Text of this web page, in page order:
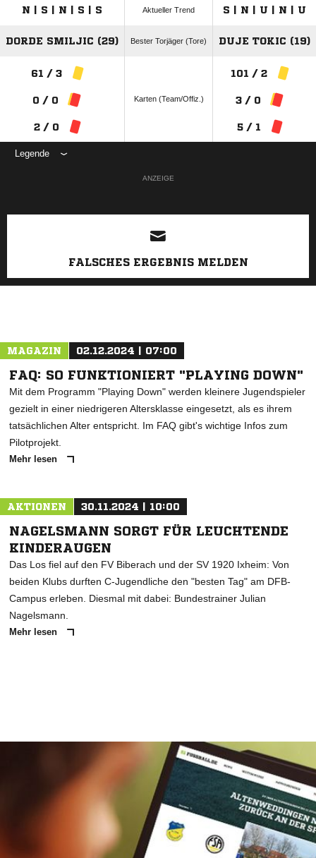
N | S | N | S | S Aktueller Trend S | N | U | N | U
DORDE SMILJIC (29) Bester Torjäger (Tore) DUJE TOKIC (19)
61 / 3
0 / 0
2 / 0
Karten (Team/Offiz.)
101 / 2
3 / 0
5 / 1
Legende
ANZEIGE
FALSCHES ERGEBNIS MELDEN
MAGAZIN 02.12.2024 | 07:00
FAQ: SO FUNKTIONIERT "PLAYING DOWN"
Mit dem Programm "Playing Down" werden kleinere Jugendspieler
gezielt in einer niedrigeren Altersklasse eingesetzt, als es ihrem
tatsächlichen Alter entspricht. Im FAQ gibt's wichtige Infos zum
Pilotprojekt.
Mehr lesen
AKTIONEN 30.11.2024 | 10:00
NAGELSMANN SORGT FÜR LEUCHTENDE
KINDERAUGEN
Das Los fiel auf den FV Biberach und der SV 1920 Ixheim: Von
beiden Klubs durften C-Jugendliche den "besten Tag" am DFB-
Campus erleben. Diesmal mit dabei: Bundestrainer Julian
Nagelsmann.
Mehr lesen